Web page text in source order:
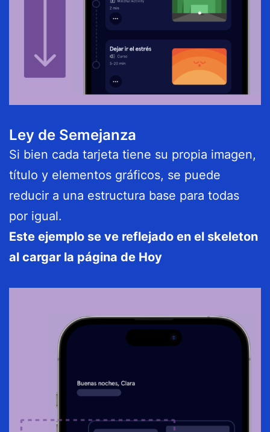
Ley de Semejanza
Si bien cada tarjeta tiene su propia imagen,
título y elementos gráficos, se puede
reducir a una estructura base para todas
por igual.
Este ejemplo se ve reflejado en el skeleton
al cargar la página de Hoy